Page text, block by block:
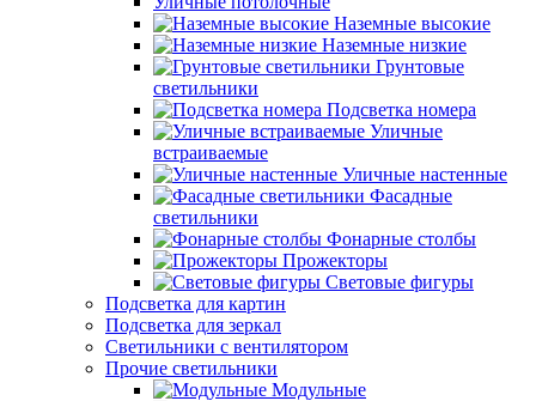
Наземные высокие
Наземные низкие
Грунтовые
светильники
Подсветка номера
Уличные
встраиваемые
Уличные настенные
Фасадные
светильники
Фонарные столбы
Прожекторы
Световые фигуры
Подсветка для картин
Подсветка для зеркал
Светильники с вентилятором
Прочие светильники
Модульные